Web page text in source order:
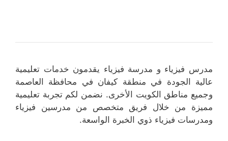
مدرس فيزياء و مدرسة فيزياء يقدمون خدمات تعليمية
عالية الجودة في منطقة كيفان في محافظة العاصمة
وجميع مناطق الكويت الأخرى. نضمن لكم تجربة تعليمية
مميزة من خلال فريق متخصص من مدرسين فيزياء
ومدرسات فيزياء ذوي الخبرة الواسعة.